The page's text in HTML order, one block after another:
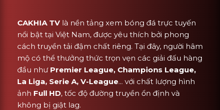
CAKHIA TVlà nền tảng xem bóng đá trực tuyến
nổi bật tại Việt Nam, được yêu thích bởi phong
cách truyền tải đậm chất riêng. Tại đây, người hâm
mộ có thể thưởng thức trọn vẹn các giải đấu hàng
đầu như Premier League, Champions League,
La Liga, Serie A, V-League... với chất lượng hình
ảnh Full HD, tốc độ đường truyền ổn định và
không bị giật lag.